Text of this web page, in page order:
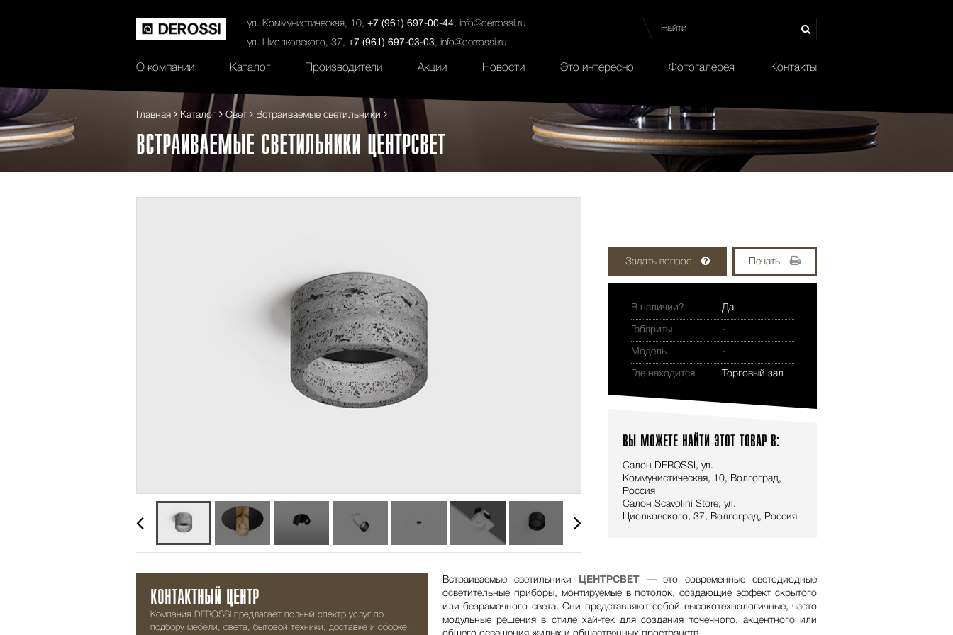
ул. Коммунистическая, 10, +7 (961) 697-00-44, info@derrossi.ru
ул. Циолковского, 37, +7 (961) 697-03-03, info@derrossi.ru
О компании
История Сертификаты Контакты Салоны Услуги Наши проекты
Каталог Производители Акции Новости Это интересно Фотогалерея Контакты
Главная Каталог Свет Встраиваемые светильники
ВСТРАИВАЕМЫЕ СВЕТИЛЬНИКИ ЦЕНТРСВЕТ
Задать вопрос Печать
В наличии? Да
Габариты -
Модель -
Где находится Торговый зал
ВЫ МОЖЕТЕ НАЙТИ ЭТОТ ТОВАР В:
Салон DEROSSI, ул.
Коммунистическая, 10, Волгоград,
Россия
Салон Scavolini Store, ул.
Циолковского, 37, Волгоград, Россия
КОНТАКТНЫЙ ЦЕНТР
Компания DEROSSI предлагает полный спектр услуг по
подбору мебели, света, бытовой техники, доставке и сборке.
Встраиваемые светильники ЦЕНТРСВЕТ— это современные светодиодные
осветительные приборы, монтируемые в потолок, создающие эффект скрытого
или безрамочного света. Они представляют собой высокотехнологичные, часто
модульные решения в стиле хай-тек для создания точечного, акцентного или